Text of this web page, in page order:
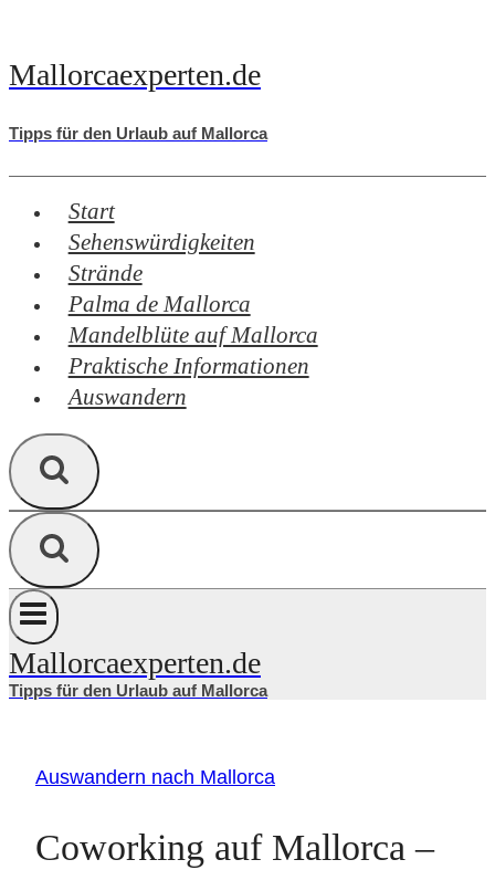
springen
Mallorcaexperten.de
Tipps für den Urlaub auf Mallorca
Start
Sehenswürdigkeiten
Strände
Palma de Mallorca
Mandelblüte auf Mallorca
Praktische Informationen
Auswandern
Mallorcaexperten.de
Tipps für den Urlaub auf Mallorca
Auswandern nach Mallorca
Coworking auf Mallorca –